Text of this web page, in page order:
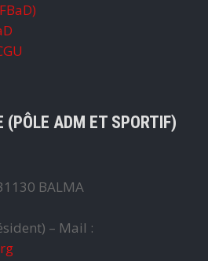
(PÔLE ADM ET SPORTIF)
BALMA
– Mail :